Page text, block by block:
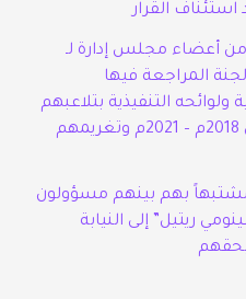
القرار
من أعضاء مجلس إدارة لـ
المراجعة فيها
التنفيذية بتلاعبهم
بالقوائم المالية خلال الفترة من 2018م – 2021م وتغريمهم
السوق المالية: إحالة 17 مشتبهاً بهم بينهم مسؤولون
ريتيل” إلى النيابة
بحقهم